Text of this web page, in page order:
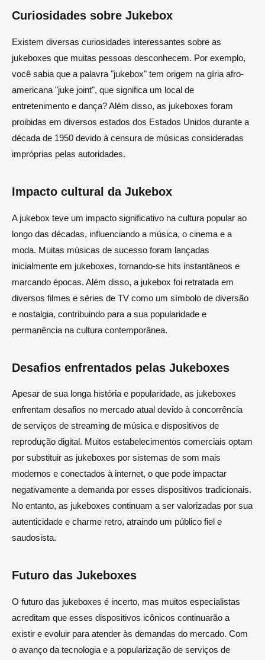
Curiosidades sobre Jukebox
Existem diversas curiosidades interessantes sobre as
jukeboxes que muitas pessoas desconhecem. Por exemplo,
você sabia que a palavra "jukebox" tem origem na gíria afro-
americana "juke joint", que significa um local de
entretenimento e dança? Além disso, as jukeboxes foram
proibidas em diversos estados dos Estados Unidos durante a
década de 1950 devido à censura de músicas consideradas
impróprias pelas autoridades.
Impacto cultural da Jukebox
A jukebox teve um impacto significativo na cultura popular ao
longo das décadas, influenciando a música, o cinema e a
moda. Muitas músicas de sucesso foram lançadas
inicialmente em jukeboxes, tornando-se hits instantâneos e
marcando épocas. Além disso, a jukebox foi retratada em
diversos filmes e séries de TV como um símbolo de diversão
e nostalgia, contribuindo para a sua popularidade e
permanência na cultura contemporânea.
Desafios enfrentados pelas Jukeboxes
Apesar de sua longa história e popularidade, as jukeboxes
enfrentam desafios no mercado atual devido à concorrência
de serviços de streaming de música e dispositivos de
reprodução digital. Muitos estabelecimentos comerciais optam
por substituir as jukeboxes por sistemas de som mais
modernos e conectados à internet, o que pode impactar
negativamente a demanda por esses dispositivos tradicionais.
No entanto, as jukeboxes continuam a ser valorizadas por sua
autenticidade e charme retro, atraindo um público fiel e
saudosista.
Futuro das Jukeboxes
O futuro das jukeboxes é incerto, mas muitos especialistas
acreditam que esses dispositivos icônicos continuarão a
existir e evoluir para atender às demandas do mercado. Com
o avanço da tecnologia e a popularização de serviços de